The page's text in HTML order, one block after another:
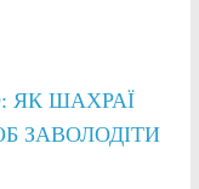
ЯК ШАХРАЇ
ЗАВОЛОДІТИ